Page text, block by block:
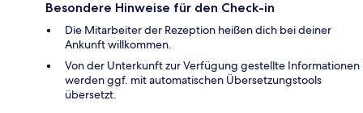
Besondere Hinweise für den Check-in
Die Mitarbeiter der Rezeption heißen dich bei deiner
Ankunft willkommen.
Von der Unterkunft zur Verfügung gestellte Informationen
werden ggf. mit automatischen Übersetzungstools
übersetzt.